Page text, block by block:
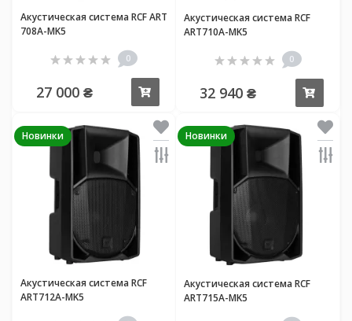
Акустическая система RCF ART
708А-MK5
0
27 000 ₴
Акустическая система RCF
ART710А-MK5
0
32 940 ₴
Новинки
Акустическая система RCF
ART712А-MK5
Новинки
Акустическая система RCF
ART715А-MK5